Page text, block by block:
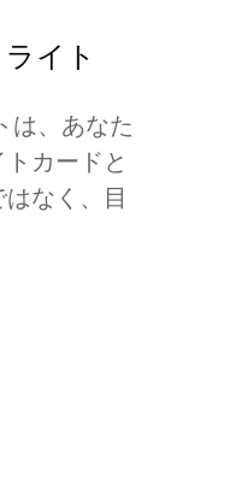
イト
は、あなた
トカード と
なく、目